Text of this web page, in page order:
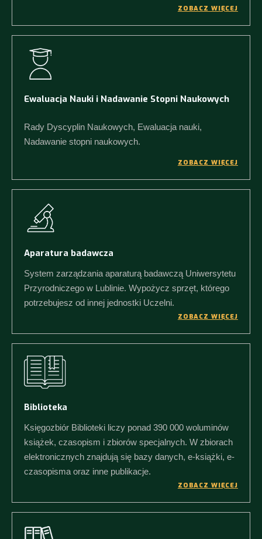
ZOBACZ WIĘCEJ
Ewaluacja Nauki i Nadawanie Stopni Naukowych
Rady Dyscyplin Naukowych, Ewaluacja nauki,
Nadawanie stopni naukowych.
ZOBACZ WIĘCEJ
Aparatura badawcza
System zarządzania aparaturą badawczą Uniwersytetu
Przyrodniczego w Lublinie. Wypożycz sprzęt, którego
potrzebujesz od innej jednostki Uczelni.
ZOBACZ WIĘCEJ
Biblioteka
Księgozbiór Biblioteki liczy ponad 390 000 woluminów
książek, czasopism i zbiorów specjalnych. W zbiorach
elektronicznych znajdują się bazy danych, e-książki, e-
czasopisma oraz inne publikacje.
ZOBACZ WIĘCEJ